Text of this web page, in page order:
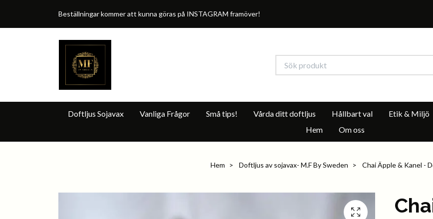
Beställningar kommer att kunna göras på INSTAGRAM framöver!
Doftljus Sojavax Vanliga Frågor Små tips! Vårda ditt doftljus Hållbart val Etik & Miljö
Hem
Om oss
Hem Doftljus av sojavax- M.F By Sweden Chai Äpple & Kanel -